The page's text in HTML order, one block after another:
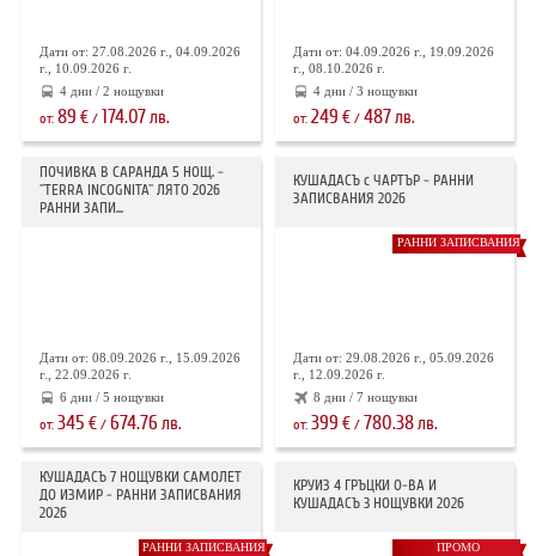
Дати от: 27.08.2026 г., 04.09.2026
г., 10.09.2026 г.
4 дни / 2 нощувки
от: 89 €/ 174.07лв.
Дати от: 04.09.2026 г., 19.09.2026
г., 08.10.2026 г.
4 дни / 3 нощувки
от:249 € /487лв.
ПОЧИВКА В САРАНДА 5 НОЩ. -
"TERRA INCOGNITA" ЛЯТО 2026
РАННИ ЗАПИ...
Дати от: 08.09.2026 г., 15.09.2026
г., 22.09.2026 г.
6 дни / 5 нощувки
от: 345 €/ 674.76 лв.
КУШАДАСЪ с ЧАРТЪР - РАННИ
ЗАПИСВАНИЯ 2026
РАННИ ЗАПИСВАНИЯ
Дати от: 29.08.2026 г., 05.09.2026
г., 12.09.2026 г.
8 дни / 7 нощувки
от:399 € / 780.38 лв.
КУШАДАСЪ 7 НОЩУВКИ САМОЛЕТ
ДО ИЗМИР - РАННИ ЗАПИСВАНИЯ
2026
РАННИ ЗАПИСВАНИЯ
КРУИЗ 4 ГРЪЦКИ О-ВА И
КУШАДАСЪ 3 НОЩУВКИ 2026
ПРОМО